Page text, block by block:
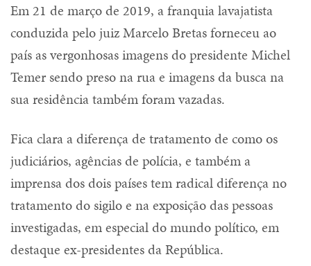
Em 21 de março de 2019, a franquia lavajatista
conduzida pelo juiz Marcelo Bretas forneceu ao
país as vergonhosas imagens do presidente Michel
Temer sendo preso na rua e imagens da busca na
sua residência também foram vazadas.
Fica clara a diferença de tratamento de como os
judiciários, agências de polícia, e também a
imprensa dos dois países tem radical diferença no
tratamento do sigilo e na exposição das pessoas
investigadas, em especial do mundo político, em
destaque ex-presidentes da República.